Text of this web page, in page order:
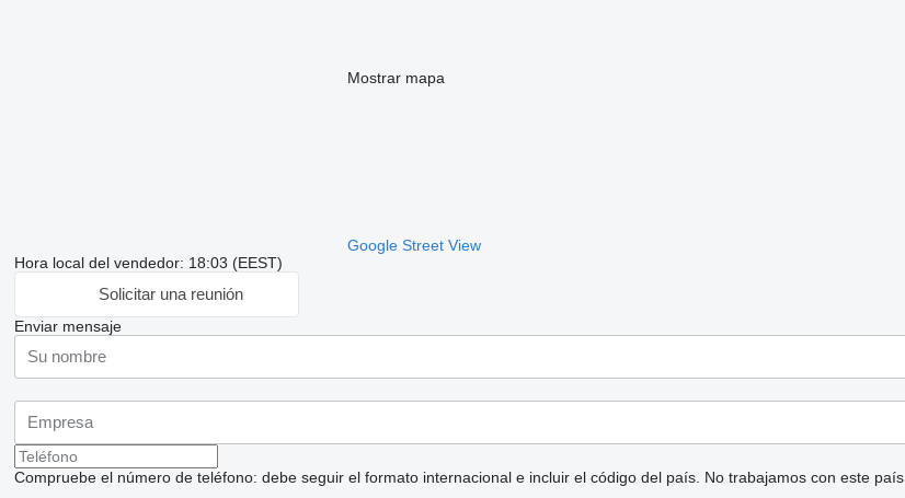
Mostrar mapa
Google Street View
Hora local del vendedor: 18:03 (EEST)
Solicitar una reunión
Enviar mensaje
Compruebe el número de teléfono: debe seguir el formato internacional e incluir el código del país. No trabajamos con este país